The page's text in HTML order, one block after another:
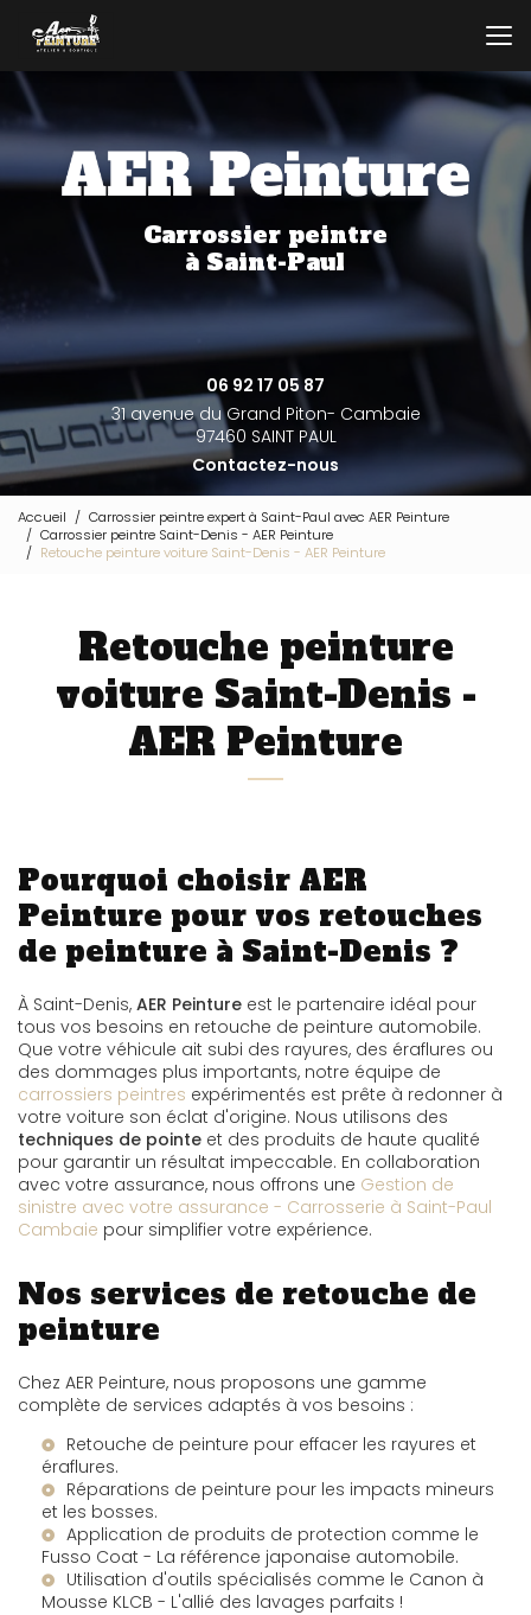
contenu
principal
Carrossier peintre
à Saint-Paul
06 92 17 05 87
31 avenue du Grand Piton- Cambaie
97460 SAINT PAUL
Contactez-nous
Accueil
Carrossier peintre expert à Saint-Paul avec AER Peinture
Carrossier peintre Saint-Denis - AER Peinture
Retouche peinture voiture Saint-Denis - AER Peinture
Retouche peinture
voiture Saint-Denis -
AER Peinture
Pourquoi choisir AER
Peinture pour vos retouches
de peinture à Saint-Denis ?
À Saint-Denis, AER Peinture est le partenaire idéal pour
tous vos besoins en retouche de peinture automobile.
Que votre véhicule ait subi des rayures, des éraflures ou
des dommages plus importants, notre équipe de
carrossiers peintres expérimentés est prête à redonner à
votre voiture son éclat d'origine. Nous utilisons des
techniques de pointe et des produits de haute qualité
pour garantir un résultat impeccable. En collaboration
avec votre assurance, nous offrons une Gestion de
sinistre avec votre assurance - Carrosserie à Saint-Paul
Cambaie pour simplifier votre expérience.
Nos services de retouche de
peinture
Chez AER Peinture, nous proposons une gamme
complète de services adaptés à vos besoins :
Retouche de peinture pour effacer les rayures et
éraflures.
Réparations de peinture pour les impacts mineurs
et les bosses.
Application de produits de protection comme le
Fusso Coat - La référence japonaise automobile.
Utilisation d'outils spécialisés comme le Canon à
Mousse KLCB - L'allié des lavages parfaits !